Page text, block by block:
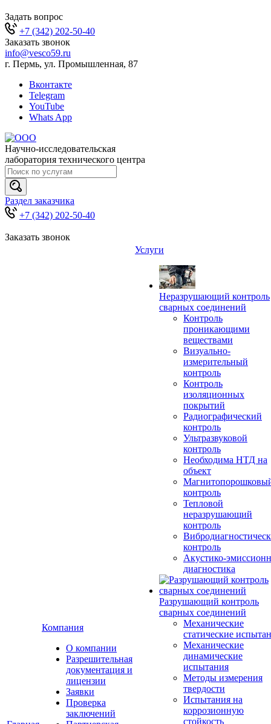
Задать вопрос
+7 (342) 202-50-40
Заказать звонок
info@vesco59.ru
г. Пермь, ул. Промышленная, 87
Вконтакте
Telegram
YouTube
Whats App
Научно-исследовательская
лаборатория технического центра
Раздел заказчика
+7 (342) 202-50-40
Заказать звонок
Компания
О компании
Разрешительная
документация и
лицензии
Заявки
Проверка
заключений
Услуги
Неразрушающий контроль
сварных соединений
Контроль
проникающими
веществами
Визуально-
измерительный
контроль
Контроль
изоляционных
покрытий
Радиографический
контроль
Ультразвуковой
контроль
Необходима НТД на
объект
контроль
Тепловой
неразрушающий
контроль
контроль
Акустико-
диагностика
Разрушающий контроль
сварных соединений
Механические
статические
Механические
динамические
испытания
Методы измерения
твердости
Испытания на
коррозионную
стойкость